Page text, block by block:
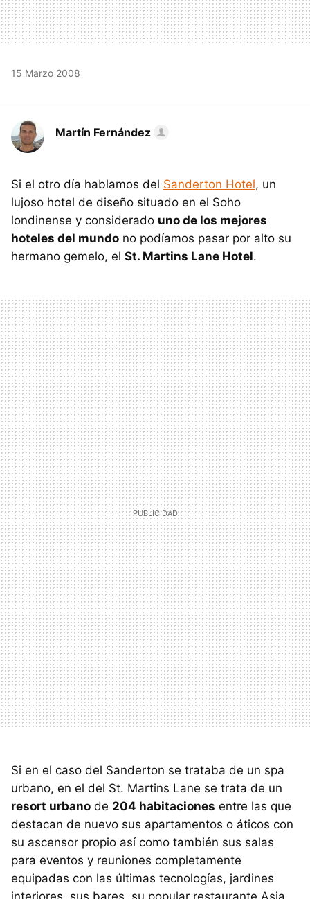
15 Marzo 2008
Martín Fernández
Si el otro día hablamos del Sanderton Hotel, un
lujoso hotel de diseño situado en el Soho
londinense y considerado uno de los mejores
hoteles del mundo no podíamos pasar por alto su
hermano gemelo, el St. Martins Lane Hotel.
Si en el caso del Sanderton se trataba de un spa
urbano, en el del St. Martins Lane se trata de un
resort urbano de 204 habitaciones entre las que
destacan de nuevo sus apartamentos o áticos con
su ascensor propio así como también sus salas
para eventos y reuniones completamente
equipadas con las últimas tecnologías, jardines
interiores, sus bares, su popular restaurante Asia